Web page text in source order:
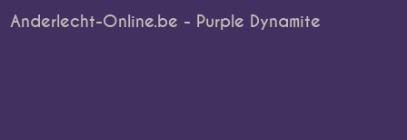
Anderlecht-Online.be - Purple Dynamite